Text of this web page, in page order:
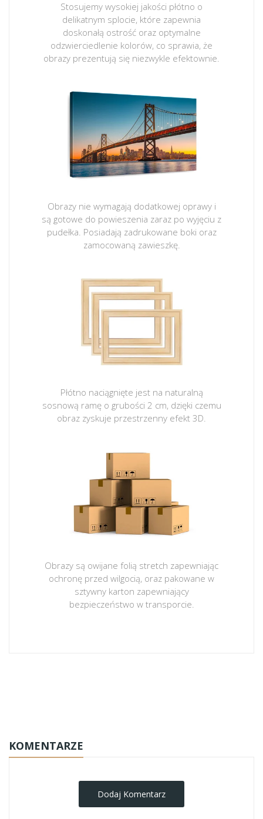
Stosujemy wysokiej jakości płótno o
delikatnym splocie, które zapewnia
doskonałą ostrość oraz optymalne
odzwierciedlenie kolorów, co sprawia, że
obrazy prezentują się niezwykle efektownie.
Obrazy nie wymagają dodatkowej oprawy i
są gotowe do powieszenia zaraz po wyjęciu z
pudełka. Posiadają zadrukowane boki oraz
zamocowaną zawieszkę.
Płótno naciągnięte jest na naturalną
sosnową ramę o grubości 2 cm, dzięki czemu
obraz zyskuje przestrzenny efekt 3D.
Obrazy są owijane folią stretch zapewniając
ochronę przed wilgocią, oraz pakowane w
sztywny karton zapewniający
bezpieczeństwo w transporcie.
KOMENTARZE
Dodaj Komentarz